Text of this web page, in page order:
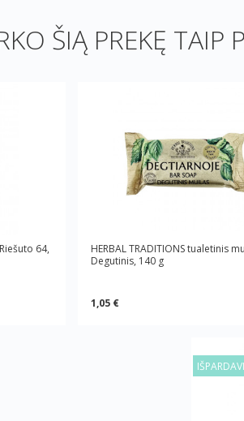
ŠIĄ PREKĘ TAIP
64,
HERBAL TRADITIONS tualetinis
Degutinis, 140 g
1,05 €